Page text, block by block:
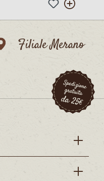
Filiale Merano